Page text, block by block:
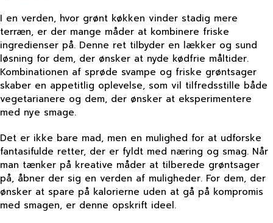
I en verden, hvor grønt køkken vinder stadig mere
terræn, er der mange måder at kombinere friske
ingredienser på. Denne ret tilbyder en lækker og sund
løsning for dem, der ønsker at nyde kødfrie måltider.
Kombinationen af sprøde svampe og friske grøntsager
skaber en appetitlig oplevelse, som vil tilfredsstille både
vegetarianere og dem, der ønsker at eksperimentere
med nye smage.
Det er ikke bare mad, men en mulighed for at udforske
fantasifulde retter, der er fyldt med næring og smag. Når
man tænker på kreative måder at tilberede grøntsager
på, åbner der sig en verden af muligheder. For dem, der
ønsker at spare på kalorierne uden at gå på kompromis
med smagen, er denne opskrift ideel.